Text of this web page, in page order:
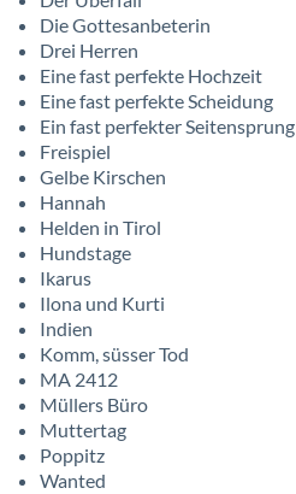
Die Gottesanbeterin
Drei Herren
Eine fast perfekte Hochzeit
Eine fast perfekte Scheidung
Ein fast perfekter Seitensprung
Freispiel
Gelbe Kirschen
Hannah
Helden in Tirol
Hundstage
Ikarus
Ilona und Kurti
Indien
Komm, süsser Tod
MA 2412
Müllers Büro
Muttertag
Poppitz
Wanted